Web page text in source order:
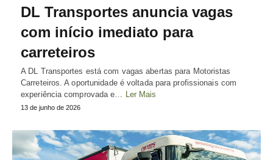
DL Transportes anuncia vagas
com início imediato para
carreteiros
A DL Transportes está com vagas abertas para Motoristas
Carreteiros. A oportunidade é voltada para profissionais com
experiência comprovada e… Ler Mais
13 de junho de 2026